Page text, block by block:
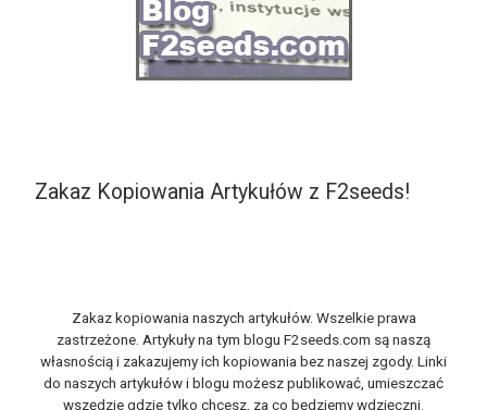
Zakaz Kopiowania Artykułów z F2seeds!
Zakaz kopiowania naszych artykułów. Wszelkie prawa
zastrzeżone. Artykuły na tym blogu F2seeds.com są naszą
własnością i zakazujemy ich kopiowania bez naszej zgody. Linki
do naszych artykułów i blogu możesz publikować, umieszczać
wszędzie gdzie tylko chcesz, za co będziemy wdzięczni.